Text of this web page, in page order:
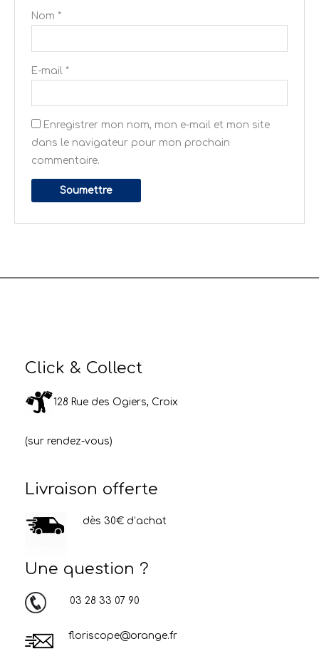
Nom *
E-mail *
Enregistrer mon nom, mon e-mail et mon site
dans le navigateur pour mon prochain
commentaire.
Click & Collect
128 Rue des Ogiers, Croix
(sur rendez-vous)
Livraison offerte
dès 30€ d’achat
Une question ?
03 28 33 07 90
floriscope@orange.fr